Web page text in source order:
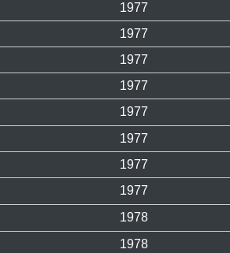
1977
1977
1977
1977
1977
1977
1977
1977
1978
1978